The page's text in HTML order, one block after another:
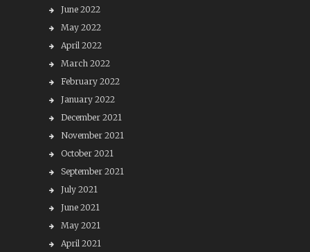
June 2022
May 2022
April 2022
March 2022
February 2022
January 2022
December 2021
November 2021
October 2021
September 2021
July 2021
June 2021
May 2021
April 2021